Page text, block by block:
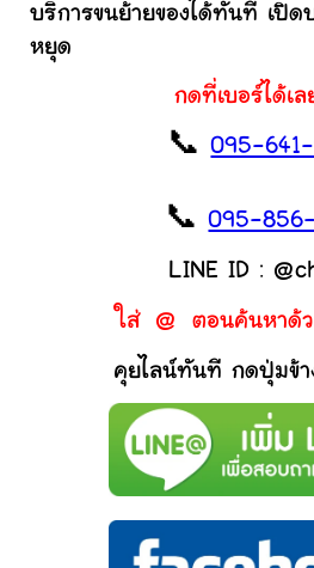
บริการขนย้ายของได้ทันที เปิด
หยุด
กดที่เบอร์ได้เ
📞095-
📞095-
LINE ID :
ใส่ @ ตอนค้นหาด้
คุยไลน์ทันที กดปุ่มข้า